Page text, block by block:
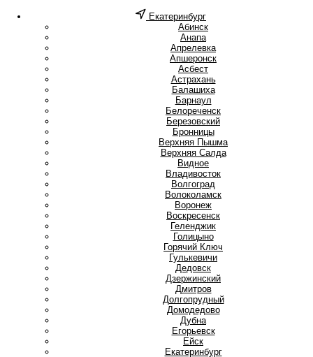
Екатеринбург
Абинск
Анапа
Апрелевка
Апшеронск
Асбест
Астрахань
Балашиха
Барнаул
Белореченск
Березовский
Бронницы
Верхняя Пышма
Верхняя Салда
Видное
Владивосток
Волгоград
Волоколамск
Воронеж
Воскресенск
Геленджик
Голицыно
Горячий Ключ
Гулькевичи
Дедовск
Дзержинский
Дмитров
Долгопрудный
Домодедово
Дубна
Егорьевск
Ейск
Екатеринбург